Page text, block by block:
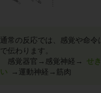
通常の反応では、感覚や命令
で伝わります。
感覚器官→感覚神経→
せ
い
→運動神経→筋肉